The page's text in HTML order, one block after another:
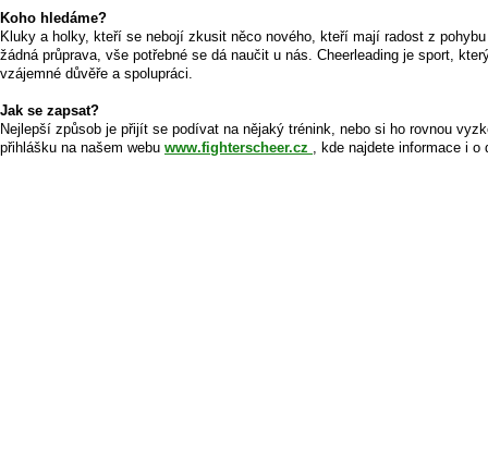
Koho hledáme?
Kluky a holky, kteří se nebojí zkusit něco nového, kteří mají radost z
žádná průprava, vše potřebné se dá naučit u nás. Cheerleading je sport,
vzájemné důvěře a spolupráci.
Jak se zapsat?
Nejlepší způsob je přijít se podívat na nějaký trénink, nebo si ho rovnou
přihlášku na našem webu www.fighterscheer.cz , kde najdete informace i